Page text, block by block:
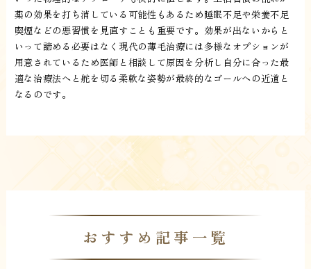
薬の効果を打ち消している可能性もあるため睡眠不足や栄養不足
喫煙などの悪習慣を見直すことも重要です。効果が出ないからと
いって諦める必要はなく現代の薄毛治療には多様なオプションが
用意されているため医師と相談して原因を分析し自分に合った最
適な治療法へと舵を切る柔軟な姿勢が最終的なゴールへの近道と
なるのです。
おすすめ記事一覧